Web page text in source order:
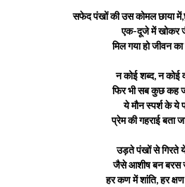
सफेद पंखों की उस कोमल छाया में,
एक-दूजे में खोकर
मिल गया हो जीवन
न कोई शब्द, न कोई
फिर भी सब कुछ कह
ये मौन स्पर्श के ये
प्रेम की गहराई बता
उड़ते पंखों से गिरते
जैसे आशीष बन बरस
हर कण में शांति, हर